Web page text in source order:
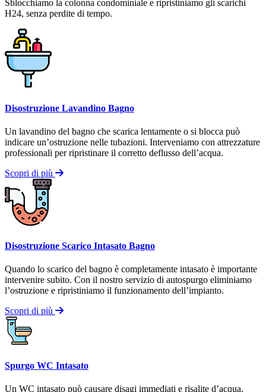
Sblocchiamo la colonna condominiale e ripristiniamo gli scarichi
H24, senza perdite di tempo.
Disostruzione Lavandino Bagno
Un lavandino del bagno che scarica lentamente o si blocca può
indicare un’ostruzione nelle tubazioni. Interveniamo con attrezzature
professionali per ripristinare il corretto deflusso dell’acqua.
Scopri di più
Disostruzione Scarico Intasato Bagno
Quando lo scarico del bagno è completamente intasato è importante
intervenire subito. Con il nostro servizio di autospurgo eliminiamo
l’ostruzione e ripristiniamo il funzionamento dell’impianto.
Scopri di più
Spurgo WC Intasato
Un WC intasato può causare disagi immediati e risalite d’acqua.